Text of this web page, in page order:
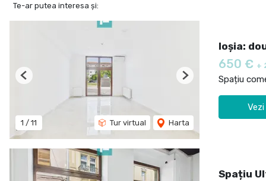
Te-ar putea interesa și:
1 / 11 Tur virtual Harta
Previous Next
Ioșia:
650 € +
Spațiu
Spațiu